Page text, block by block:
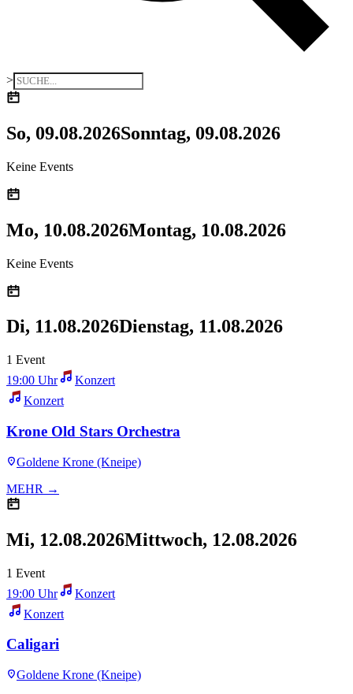
>
So, 09.08.2026Sonntag, 09.08.2026
Keine Events
Mo, 10.08.2026Montag, 10.08.2026
Keine Events
Di, 11.08.2026Dienstag, 11.08.2026
1 Event
19:00 Uhr
Konzert
Konzert
Krone Old Stars Orchestra
Goldene Krone (Kneipe)
MEHR →
Mi, 12.08.2026Mittwoch, 12.08.2026
1 Event
19:00 Uhr
Konzert
Konzert
Caligari
Goldene Krone (Kneipe)